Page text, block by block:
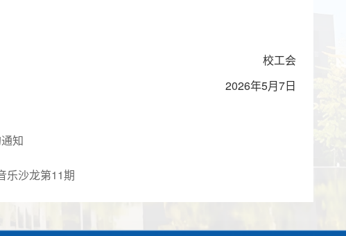
校工会
2026年5月7日
知
・音乐沙龙第11期